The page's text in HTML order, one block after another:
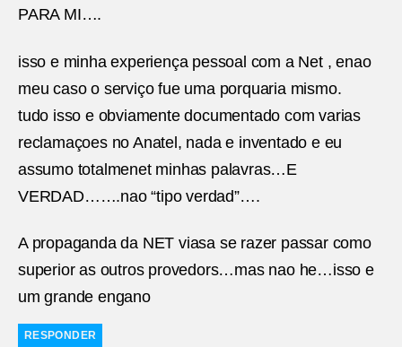
PARA MI….
isso e minha experiença pessoal com a Net , enao
meu caso o serviço fue uma porquaria mismo.
tudo isso e obviamente documentado com varias
reclamaçoes no Anatel, nada e inventado e eu
assumo totalmenet minhas palavras…E
VERDAD…….nao “tipo verdad”….
A propaganda da NET viasa se razer passar como
superior as outros provedors…mas nao he…isso e
um grande engano
RESPONDER